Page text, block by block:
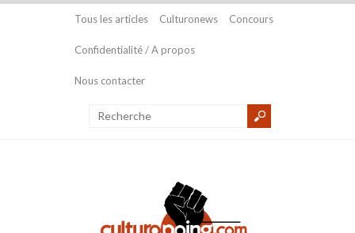
Tous les articles Culturonews Concours
Confidentialité / A propos
Nous contacter